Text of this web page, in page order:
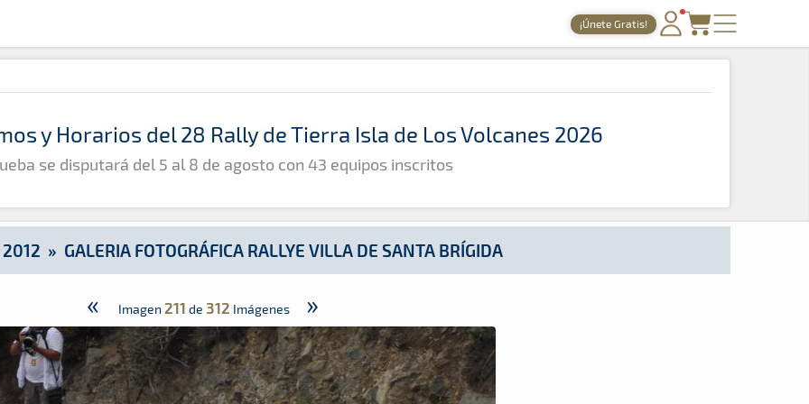
¡Únete Gratis!
PORTADA
TIEMPOS ONLINE
GALERÍAS
ARCHIVO
de Santa Brígida
y Horarios del 28 Rally de Tierra Isla de Los Volcanes 2026
se disputará del 5 al 8 de agosto con 43 equipos inscritos
2012 » GALERIA FOTOGRÁFICA RALLYE VILLA DE SANTA BRÍGIDA
« Imagen 211 de 312 Imágenes »